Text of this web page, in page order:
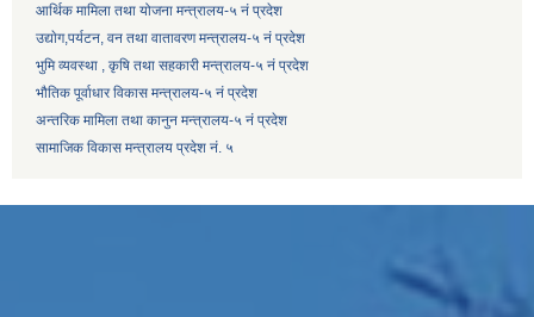
आर्थिक मामिला तथा योजना मन्त्रालय-५ नं प्रदेश
उद्याेग,पर्यटन, वन तथा वातावरण मन्त्रालय-५ नं प्रदेश
भुमि व्यवस्था , कृषि तथा सहकारी मन्त्रालय-५ नं प्रदेश
भौतिक पूर्वाधार विकास मन्त्रालय-५ नं प्रदेश
अन्तरिक मामिला तथा कानुन मन्त्रालय-५ नं प्रदेश
सामाजिक विकास मन्त्रालय प्रदेश नं. ५